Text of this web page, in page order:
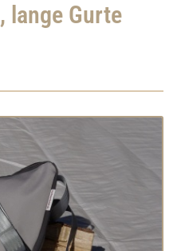
lange Gurte